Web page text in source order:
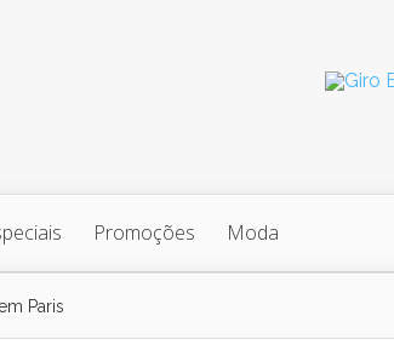
Promoções Moda
Paris